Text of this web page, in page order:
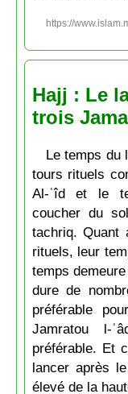
https://
Hajj : Le
trois
Le temps du
tours rituels
Al-ʿîd et le
coucher du
tachriq. Quant
rituels, leur
temps
dure de
préférable
Jamratou l-
préférable. Et
lancer après
élevé de la